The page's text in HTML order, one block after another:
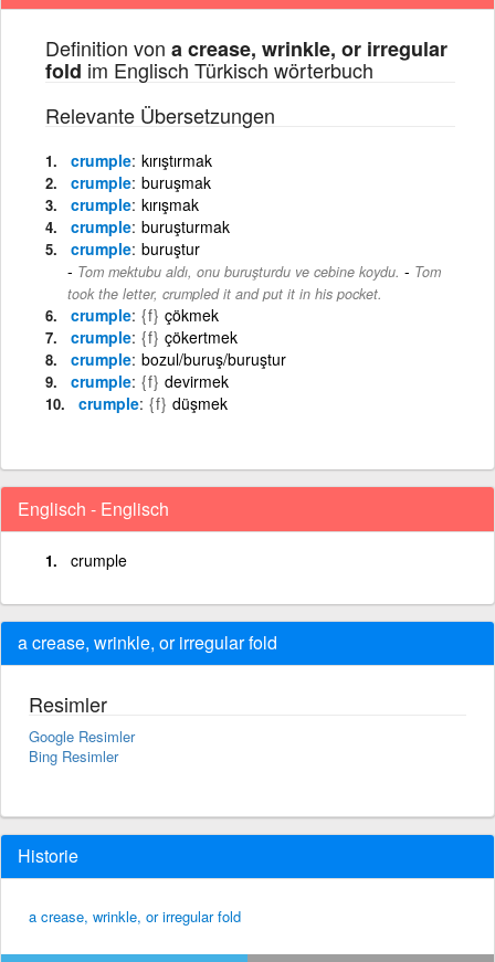
Definition von a crease, wrinkle, or irregular
fold im Englisch Türkisch wörterbuch
Relevante Übersetzungen
crumple kırıştırmak
crumple buruşmak
crumple kırışmak
crumple buruşturmak
crumple buruştur
Tom mektubu aldı, onu buruşturdu ve cebine koydu. - Tom
took the letter, crumpled it and put it in his pocket.
crumple {f} çökmek
crumple {f} çökertmek
crumple bozul/buruş/buruştur
crumple {f} devirmek
crumple {f} düşmek
Englisch - Englisch
crumple
a crease, wrinkle, or irregular fold
Resimler
Google Resimler
Bing Resimler
Historie
a crease, wrinkle, or irregular fold